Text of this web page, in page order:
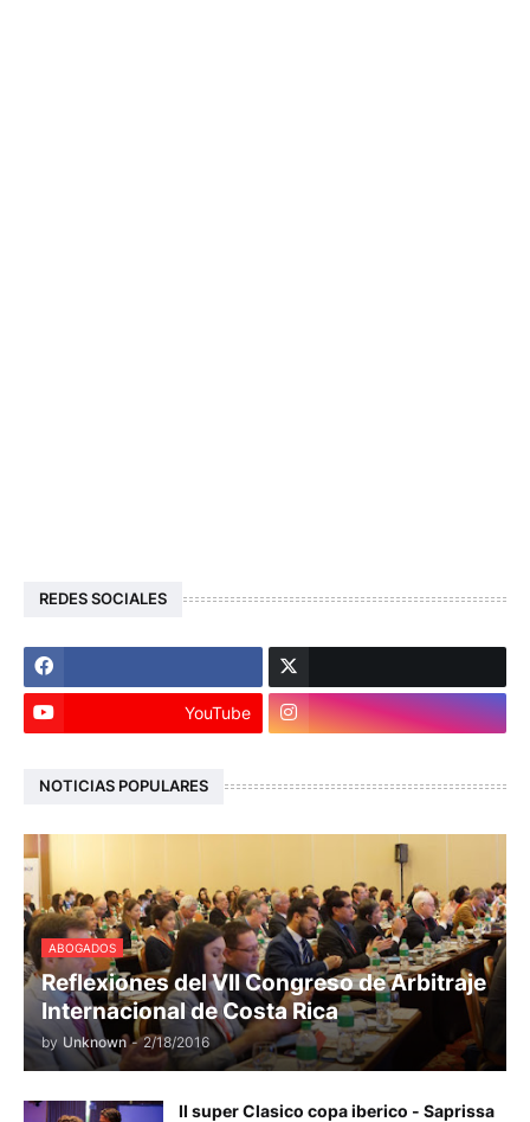
REDES SOCIALES
YouTube
NOTICIAS POPULARES
ABOGADOS
Reflexiones del VII Congreso de Arbitraje
Internacional de Costa Rica
by Unknown - 2/18/2016
II super Clasico copa iberico - Saprissa